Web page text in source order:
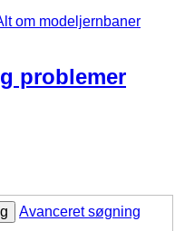
om modeljernbaner
problemer
Avanceret søgning